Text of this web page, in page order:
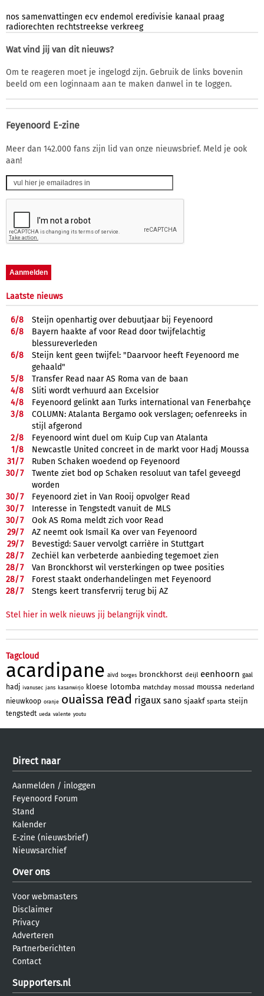
nos samenvattingen ecv endemol eredivisie kanaal praag
radiorechten rechtstreekse verkreeg
Wat vind jij van dit nieuws?
Om te reageren moet je ingelogd zijn. Gebruik de links bovenin
beeld om een loginnaam aan te maken danwel in te loggen.
Feyenoord E-zine
Meer dan 142.000 fans zijn lid van onze nieuwsbrief. Meld je ook
aan!
Laatste nieuws
6/8
Steijn openhartig over debuutjaar bij Feyenoord
6/8
Bayern haakte af voor Read door twijfelachtig
blessureverleden
6/8
Steijn kent geen twijfel: "Daarvoor heeft Feyenoord me
gehaald"
5/8
Transfer Read naar AS Roma van de baan
4/8
Sliti wordt verhuurd aan Excelsior
4/8
Feyenoord gelinkt aan Turks international van Fenerbahçe
3/8
COLUMN: Atalanta Bergamo ook verslagen; oefenreeks in
stijl afgerond
2/8
Feyenoord wint duel om Kuip Cup van Atalanta
1/8
Newcastle United concreet in de markt voor Hadj Moussa
31/7
Ruben Schaken woedend op Feyenoord
30/7
Twente ziet bod op Schaken resoluut van tafel geveegd
worden
30/7
Feyenoord ziet in Van Rooij opvolger Read
30/7
Interesse in Tengstedt vanuit de MLS
30/7
Ook AS Roma meldt zich voor Read
29/7
AZ neemt ook Ismail Ka over van Feyenoord
29/7
Bevestigd: Sauer vervolgt carrière in Stuttgart
28/7
Zechiël kan verbeterde aanbieding tegemoet zien
28/7
Van Bronckhorst wil versterkingen op twee posities
28/7
Forest staakt onderhandelingen met Feyenoord
28/7 Stengs keert transfervrij terug bij AZ
Stel hier in welk nieuws jij belangrijk vindt.
Tagcloud
acardipane aivd borges bronckhorst deijl eenhoorn gaal
hadj ivanusec jans kasanwirjo kloese lotomba matchday mossad moussa nederland
nieuwkoop oranje ouaissa read rigaux sano sjaakf sparta steijn
tengstedt ueda valente youtu
Direct naar
Aanmelden / inloggen
Feyenoord Forum
Stand
Kalender
E-zine (nieuwsbrief)
Nieuwsarchief
Over ons
Voor webmasters
Disclaimer
Privacy
Adverteren
Partnerberichten
Contact
Supporters.nl